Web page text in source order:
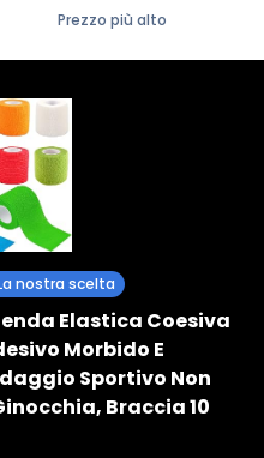
Prezzo più alto
nostra scelta
Elastica Coesiva
Morbido E
Sportivo Non
Braccia 10